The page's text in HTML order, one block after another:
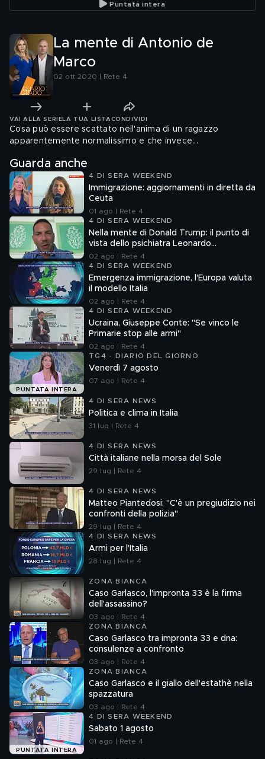
Puntata intera
La mente di Antonio de
Marco
02 ott 2020 | Rete 4
VAI ALLA SERIE LA TUA LISTA CONDIVIDI
Cosa può essere scattato nell'anima di un ragazzo
apparentemente normalissimo e che invece...
Guarda anche
4 DI SERA WEEKEND
Immigrazione: aggiornamenti in diretta da
Ceuta
01 ago | Rete 4
4 DI SERA WEEKEND
Nella mente di Donald Trump: il punto di
vista dello psichiatra Leonardo
Mendolicchio
02 ago | Rete 4
4 DI SERA WEEKEND
Emergenza immigrazione, l'Europa valuta
il modello Italia
02 ago | Rete 4
4 DI SERA WEEKEND
Ucraina, Giuseppe Conte: "Se vinco le
Primarie stop alle armi"
02 ago | Rete 4
PUNTATA INTERA
TG4 - DIARIO DEL GIORNO
Venerdì 7 agosto
07 ago | Rete 4
4 DI SERA NEWS
Politica e clima in Italia
31 lug | Rete 4
4 DI SERA NEWS
Città italiane nella morsa del Sole
29 lug | Rete 4
4 DI SERA NEWS
Matteo Piantedosi: "C'è un pregiudizio nei
confronti della polizia"
29 lug | Rete 4
4 DI SERA NEWS
Armi per l'Italia
28 lug | Rete 4
ZONA BIANCA
Caso Garlasco, l'impronta 33 è la firma
dell'assassino?
03 ago | Rete 4
ZONA BIANCA
Caso Garlasco tra impronta 33 e dna:
consulenze a confronto
03 ago | Rete 4
ZONA BIANCA
Caso Garlasco e il giallo dell'estathè nella
spazzatura
03 ago | Rete 4
PUNTATA INTERA
4 DI SERA WEEKEND
Sabato 1 agosto
01 ago | Rete 4